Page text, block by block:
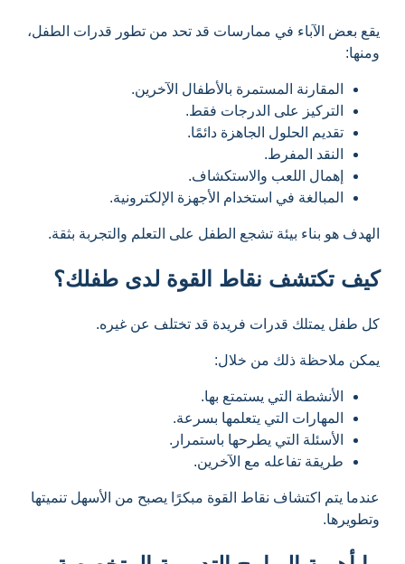
يقع بعض الآباء في ممارسات قد تحد من تطور قدرات الطفل،
ومنها:
المقارنة المستمرة بالأطفال الآخرين.
التركيز على الدرجات فقط.
تقديم الحلول الجاهزة دائمًا.
النقد المفرط.
إهمال اللعب والاستكشاف.
المبالغة في استخدام الأجهزة الإلكترونية.
الهدف هو بناء بيئة تشجع الطفل على التعلم والتجربة بثقة.
كيف تكتشف نقاط القوة لدى طفلك؟
كل طفل يمتلك قدرات فريدة قد تختلف عن غيره.
يمكن ملاحظة ذلك من خلال:
الأنشطة التي يستمتع بها.
المهارات التي يتعلمها بسرعة.
الأسئلة التي يطرحها باستمرار.
طريقة تفاعله مع الآخرين.
عندما يتم اكتشاف نقاط القوة مبكرًا يصبح من الأسهل تنميتها
وتطويرها.